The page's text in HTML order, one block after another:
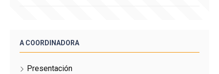
A COORDINADORA
Presentación